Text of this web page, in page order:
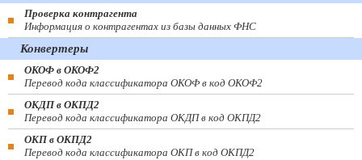
Проверка контрагента
Информация о контрагентах из базы данных ФНС
Конвертеры
ОКОФ в ОКОФ2
Перевод кода классификатора ОКОФ в код ОКОФ2
ОКДП в ОКПД2
Перевод кода классификатора ОКДП в код ОКПД2
ОКП в ОКПД2
Перевод кода классификатора ОКП в код ОКПД2